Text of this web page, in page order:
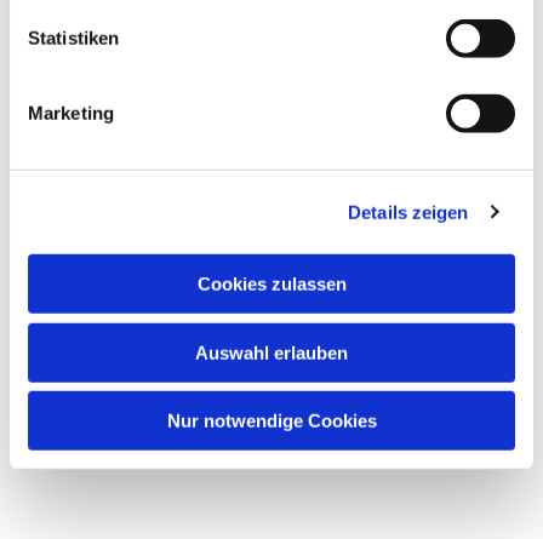
Statistiken
Marketing
Details zeigen
Cookies zulassen
Auswahl erlauben
Nur notwendige Cookies